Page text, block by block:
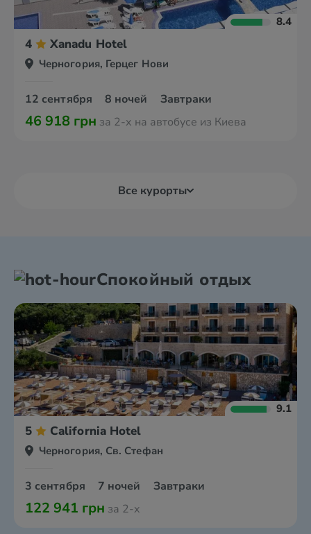
8.4
4 Xanadu Hotel
Черногория, Герцег Нови
12 сентября 8 ночей Завтраки
46 918 грн за 2-х на автобусе из Киева
Все курорты
Спокойный отдых
9.1
5 California Hotel
Черногория, Св. Стефан
3 сентября 7 ночей Завтраки
122 941 грн за 2-х